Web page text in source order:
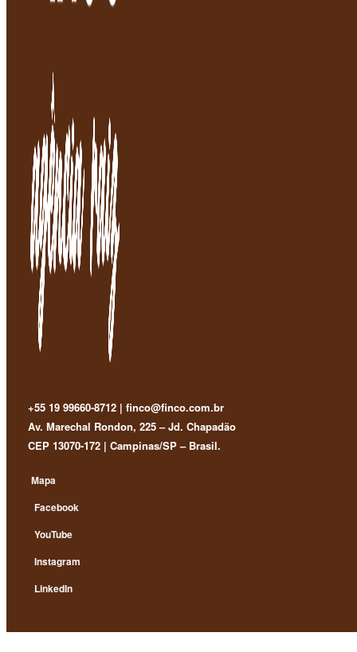
+55 19 99660-8712 | finco@finco.com.br
Av. Marechal Rondon, 225 – Jd. Chapadão
CEP 13070-172 | Campinas/SP – Brasil.
Mapa
Facebook
YouTube
Instagram
LinkedIn